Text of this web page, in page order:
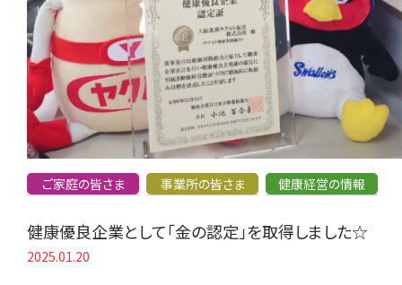
ご家庭の皆さま 事業所の皆さま 健康経営の情報
健康優良企業として「金の認定」を取得しました☆
2025.01.20